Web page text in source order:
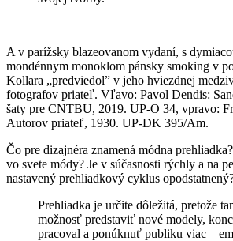
A v parížsky blazeovanom vydaní, s
mondénnym monoklom pánsky smoking v
Kollara „predviedol” v jeho hviezdnej
fotografov priateľ. Vľavo: Pavol Dendis:
šaty pre CNTBU, 2019. UP-O 34, vpravo:
Autorov priateľ, 1930. UP-DK 395/Am.
Čo pre dizajnéra znamená módna
vo svete módy? Je v súčasnosti rýchly a na
nastavený prehliadkový cyklus
Prehliadka je určite dôležitá, pretože
možnosť predstaviť nové modely,
pracoval a ponúknuť publiku viac –